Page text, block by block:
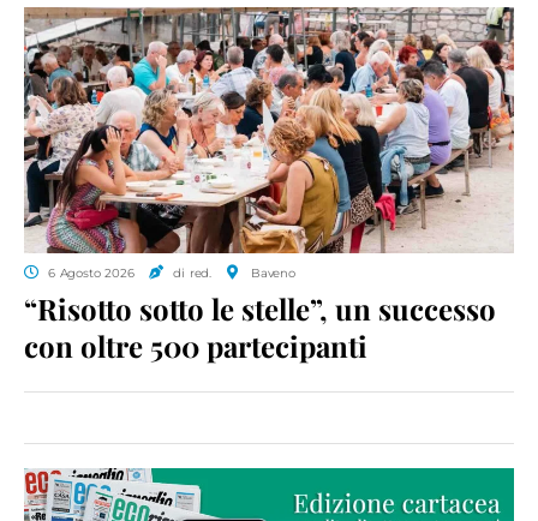
6 Agosto 2026 di red. Baveno
“Risotto sotto le stelle”, un successo
con oltre 500 partecipanti